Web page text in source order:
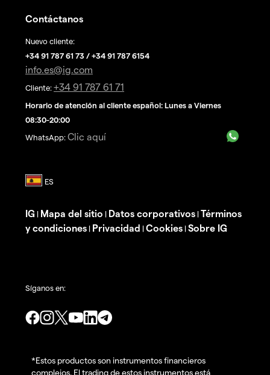
Contáctanos
Nuevo cliente:
+34 91 787 61 73 / +34 91 787 6154
info.es@ig.com
Cliente: +34 91 787 61 71
Horario de atención al cliente español: Lunes a Viernes
08:30-20:00
WhatsApp: Clic aquí
IG | Mapa del sitio | Datos corporativos | Términos
y condiciones | Privacidad | Cookies | Sobre IG
Síganos en:
*Estos productos son instrumentos financieros
complejos. El trading de estos instrumentos está